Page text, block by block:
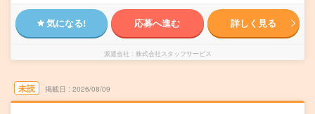
気になる! 応募へ進む 詳しく見る
派遣会社 株式会社スタッフサービス
未読 掲載日 2026/08/09